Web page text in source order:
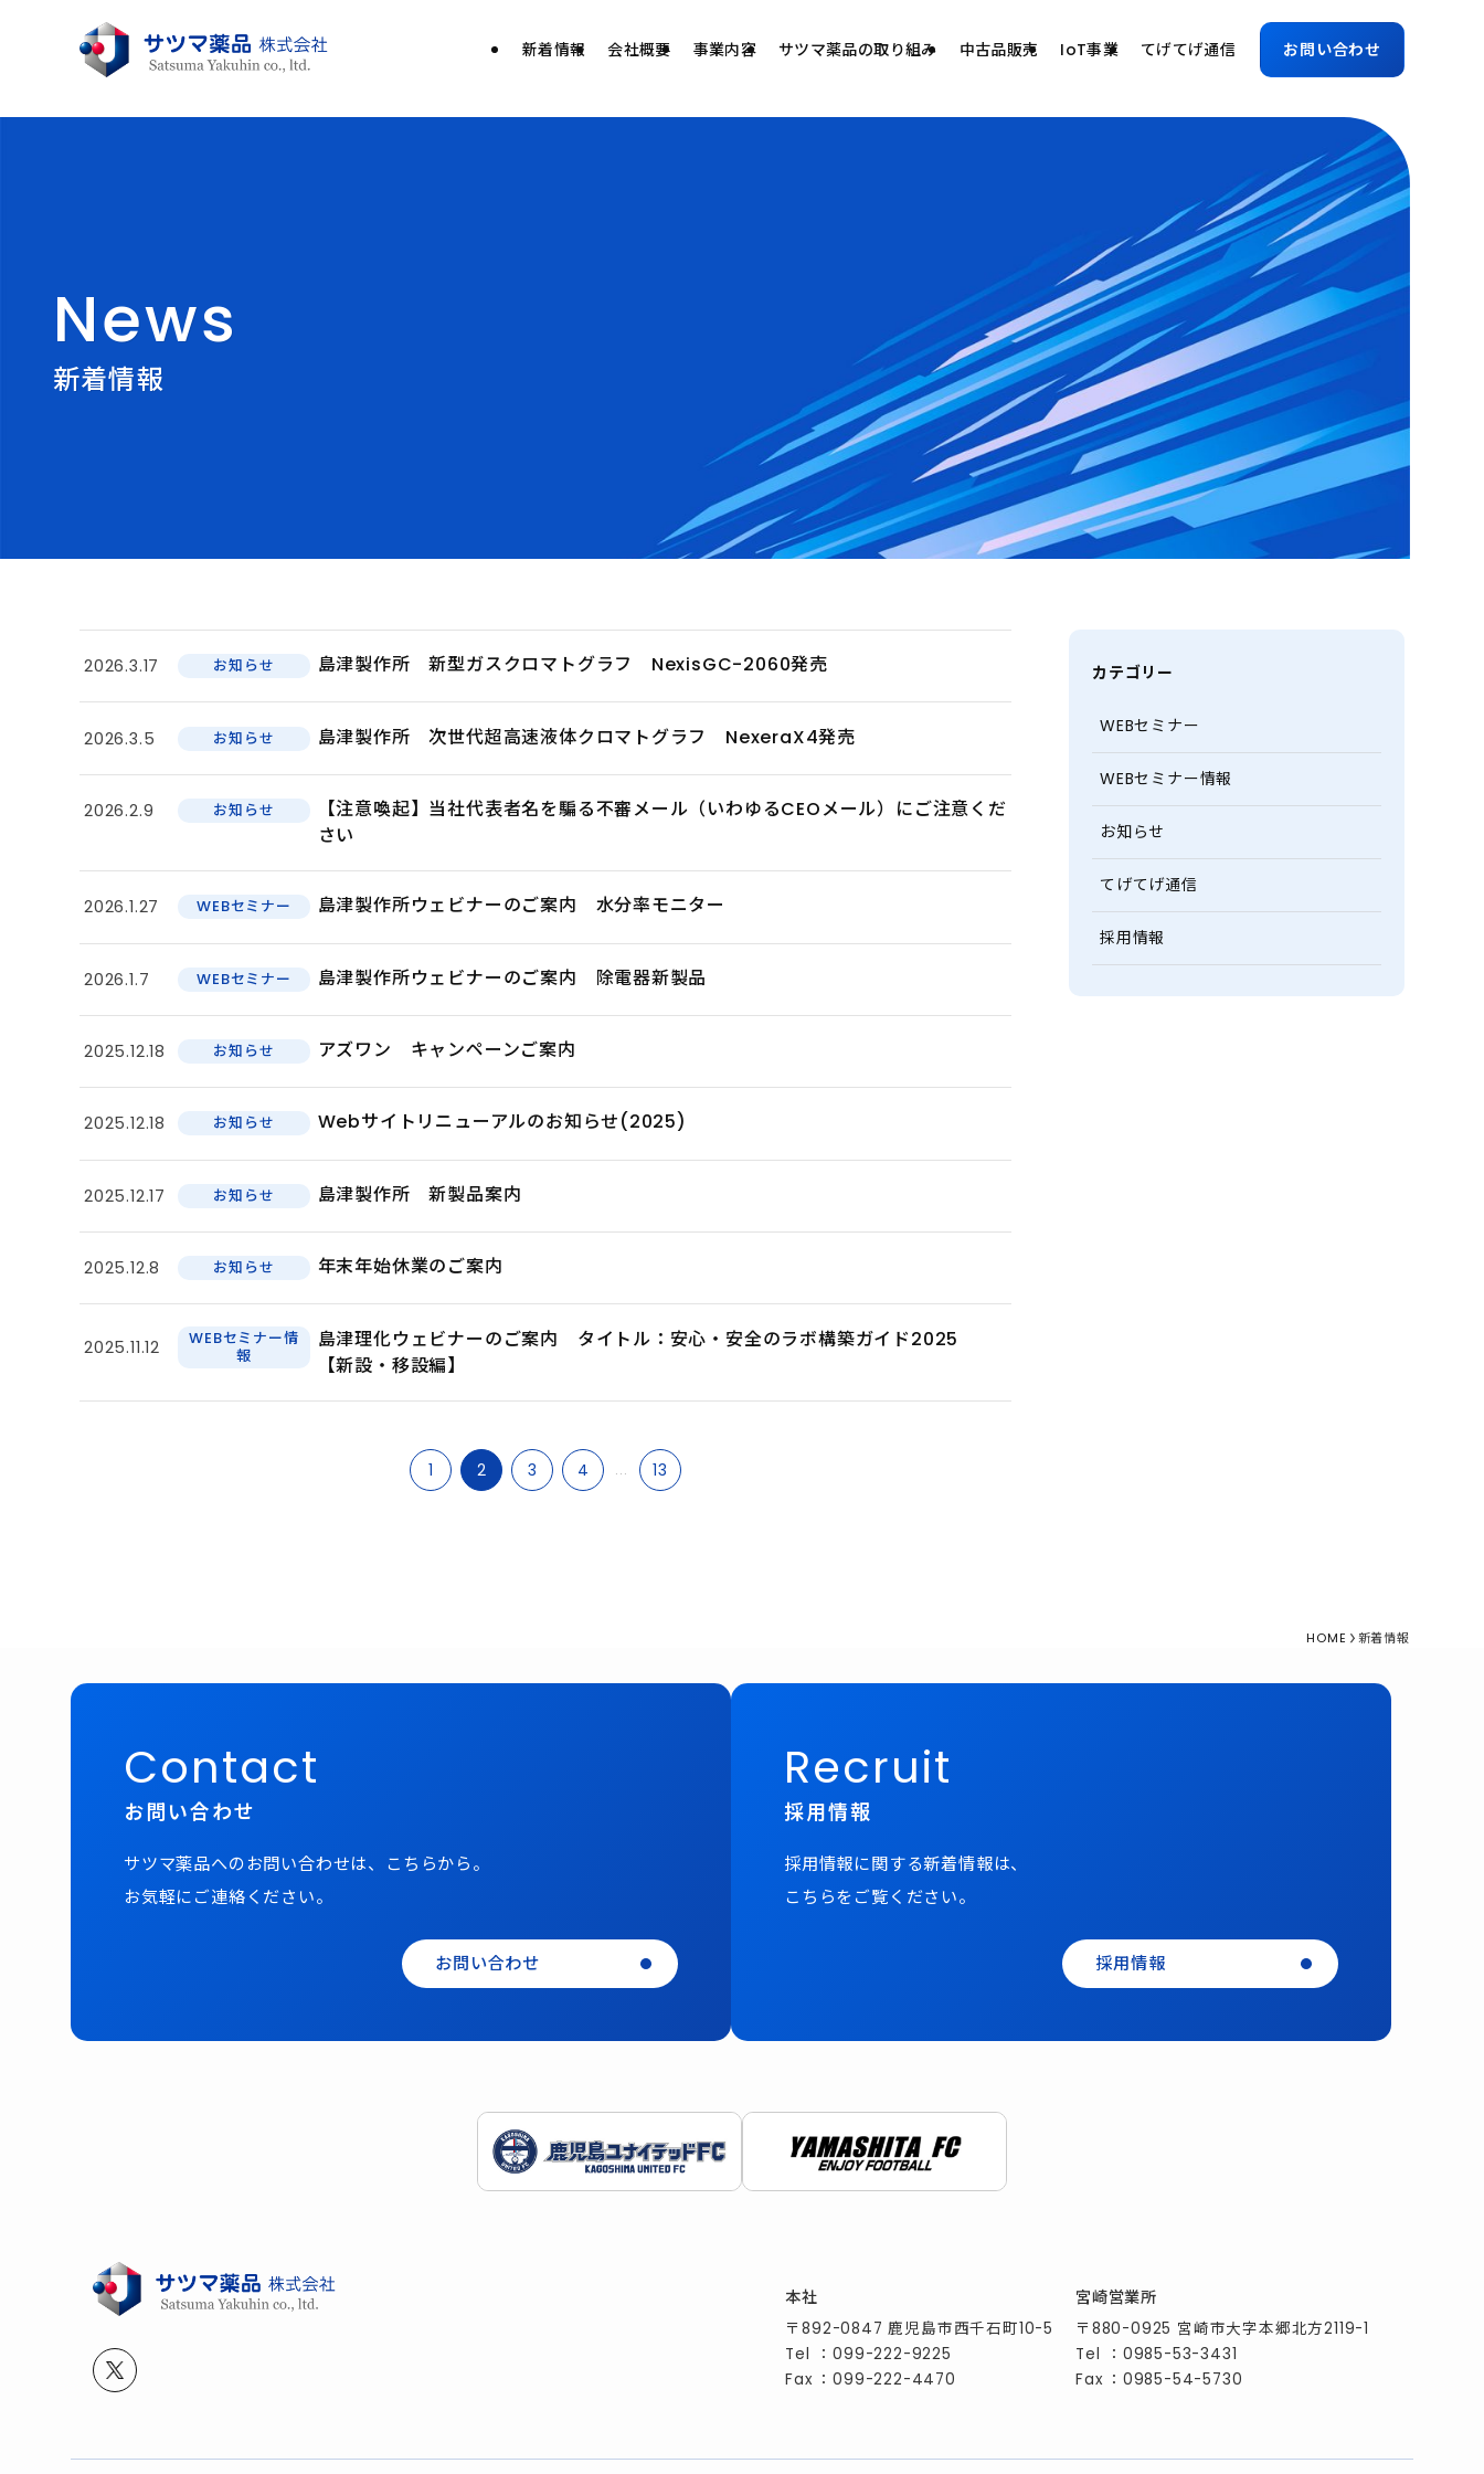
新着情報 会社概要 事業内容 サツマ薬品の取り組み 中古品販売 IoT事業 てげてげ通信 お問い合わせ
新着情報
News
2026.3.17 お知らせ 島津製作所 新型ガスクロマトグラフ NexisGC-2060発売
2026.3.5 お知らせ 島津製作所 次世代超高速液体クロマトグラフ NexeraX4発売
2026.2.9 お知らせ
【注意喚起】当社代表者名を騙る不審メール（いわゆるCEOメール）にご注意くだ
さい
2026.1.27 WEBセミナー 島津製作所ウェビナーのご案内 水分率モニター
2026.1.7 WEBセミナー 島津製作所ウェビナーのご案内 除電器新製品
2025.12.18 お知らせ アズワン キャンペーンご案内
2025.12.18 お知らせ Webサイトリニューアルのお知らせ(2025)
2025.12.17 お知らせ 島津製作所 新製品案内
2025.12.8 お知らせ 年末年始休業のご案内
2025.11.12
WEBセミナー情
報
島津理化ウェビナーのご案内 タイトル：安心・安全のラボ構築ガイド2025
【新設・移設編】
1 2 3 4 ... 13
カテゴリー
WEBセミナー
WEBセミナー情報
お知らせ
てげてげ通信
採用情報
HOME 新着情報
Contact
お問い合わせ
サツマ薬品へのお問い合わせは、こちらから。
お気軽にご連絡ください。
お問い合わせ
Recruit
採用情報
採用情報に関する新着情報は、
こちらをご覧ください。
採用情報
本社
〒892-0847 鹿児島市西千石町10-5
Tel
：099-222-9225
Fax ：099-222-4470
宮崎営業所
〒880-0925 宮崎市大字本郷北方2119-1
Tel
： 0985-53-3431
Fax ：0985-54-5730